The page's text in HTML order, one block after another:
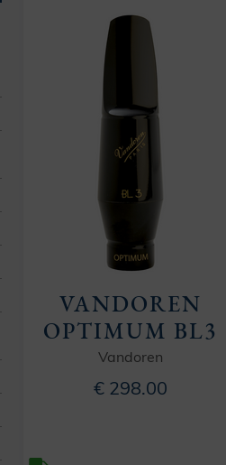
VANDOREN
OPTIMUM BL3
Vandoren
€ 298.00